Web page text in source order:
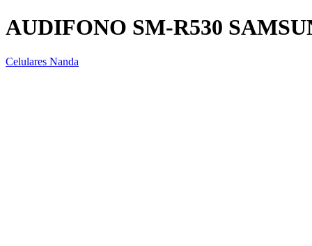
AUDIFONO SM-R530
Celulares Nanda